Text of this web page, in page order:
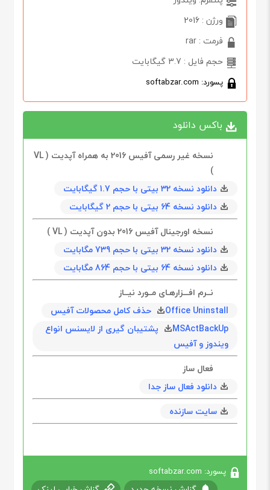
ورژن : 2016
فرمت : rar
حجم فایل : 3.7 گیگابایت
پسورد: softabzar.com
باکس دانلود
نسخه غیر رسمی آفیس 2016 به همراه آپدیت ( VL
)
دانلود نسخه 32 بیتی با حجم 1.7 گیگابایت
دانلود نسخه 64 بیتی با حجم 2 گیگابایت
نسخه اورجینال آفیس 2016 بدون آپدیت ( VL )
دانلود نسخه 32 بیتی با حجم 739 مگابايت
دانلود نسخه 64 بیتی با حجم 864 مگابايت
نــرم افـــزارهـای مــورد نیــاز
Office Uninstall حذف کامل محصولات آفیس
MSActBackUp پشتیبان گیری از لایسنس انواع
ویند‌وز و آفیس
فعال ساز
دانلود فعال ساز جدا
سایت سازنده
پسورد: softabzar.com